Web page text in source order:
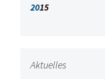
2015
Aktuelles